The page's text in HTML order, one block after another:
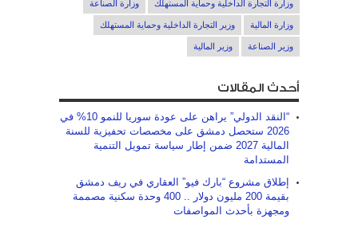
وزارة التجارة الداخلية وحماية المستهلك وزارة الصناعة
وزارة المالية وزير التجارة الداخلية وحماية المستهلك
وزير الصناعة وزير المالية
أحدث المقالات
“النقد الدولي” يراهن على عودة سوريا للنمو 10% في
2026 ستحصل دمشق على مخصصات تحفيزية للسنة
المالية 2027 ضمن إطار سياسة تمويل التنمية
المستدامة
إطلاق مشروع “بارك فيو” العقاري في ريف دمشق
بقيمة 200 مليون دولار .. 400 وحدة سكنية مصممة
ومجهزة بأحدث المواصفات